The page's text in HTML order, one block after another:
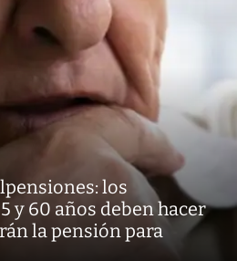
los
y 60 años deben hacer
la pensión para